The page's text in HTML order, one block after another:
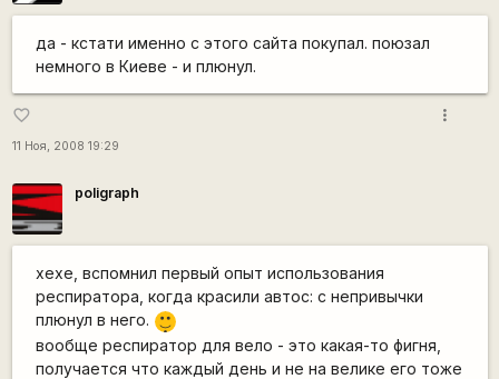
да - кстати именно c этого сайта покупал. поюзал
немного в Киеве - и плюнул.
favorite_border
11 Ноя, 2008 19:29
more_vert
poligraph
хехе, вспомнил первый опыт использования
респиратора, когда красили автос: с непривычки
плюнул в него.
|-)
_)
вообще респиратор для вело - это какая-то фигня,
получается что каждый день и не на велике его тоже